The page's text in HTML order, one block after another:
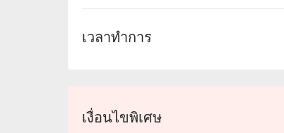
เวลาทำการ
เงื่อนไขพิเศษ